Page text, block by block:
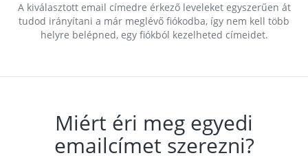
A kiválasztott email címedre érkező leveleket egyszerűen át
tudod irányítani a már meglévő fiókodba, így nem kell több
helyre belépned, egy fiókból kezelheted címeidet.
Miért éri meg egyedi
emailcímet szerezni?